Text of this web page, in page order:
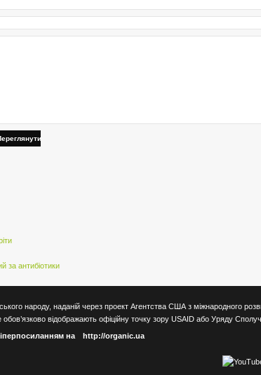
за антибіотики
народу, наданій через проект Агентства США з міжнародного
обов’язково відображають офіційну точку зору USAID або Уряду
на
http://organic.ua